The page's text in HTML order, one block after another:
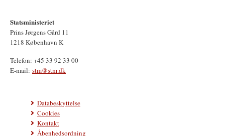
Statsministeriet
Prins Jørgens Gård 11
1218 København K
Telefon: +45 33 92 33 00
E-mail: stm@stm.dk
Databeskyttelse
Cookies
Kontakt
Åbenhedsordning